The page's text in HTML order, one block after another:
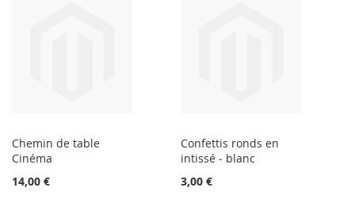
Chemin de table
Cinéma
14,00 €
Confettis ronds en
intissé - blanc
3,00 €